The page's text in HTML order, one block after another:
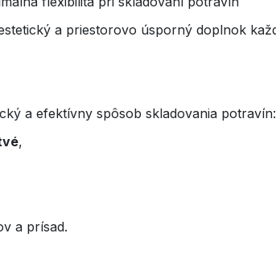
a priestorovo úsporný doplnok
a efektívny spôsob skladovania potravín:
,
a prísad.